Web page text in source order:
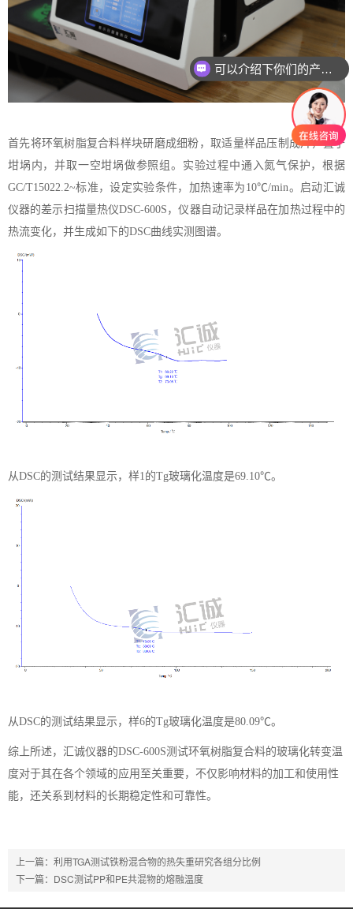
首先将环氧树脂复合料样块研磨成细粉，取适量样品压制成片，置于
坩埚内，并取一空坩埚做参照组。实验过程中通入氮气保护，根据
GC/T15022.2~标准，设定实验条件，加热速率为10℃/min。启动汇诚
仪器的差示扫描量热仪DSC-600S，仪器自动记录样品在加热过程中的
热流变化，并生成如下的DSC曲线实测图谱。
从DSC的测试结果显示，样1的Tg玻璃化温度是69.10℃。
从DSC的测试结果显示，样6的Tg玻璃化温度是80.09℃。
综上所述，汇诚仪器的DSC-600S测试环氧树脂复合料的玻璃化转变温
度对于其在各个领域的应用至关重要，不仅影响材料的加工和使用性
能，还关系到材料的长期稳定性和可靠性。
上一篇： 利用TGA测试铁粉混合物的热失重研究各组分比例
下一篇： DSC测试PP和PE共混物的熔融温度